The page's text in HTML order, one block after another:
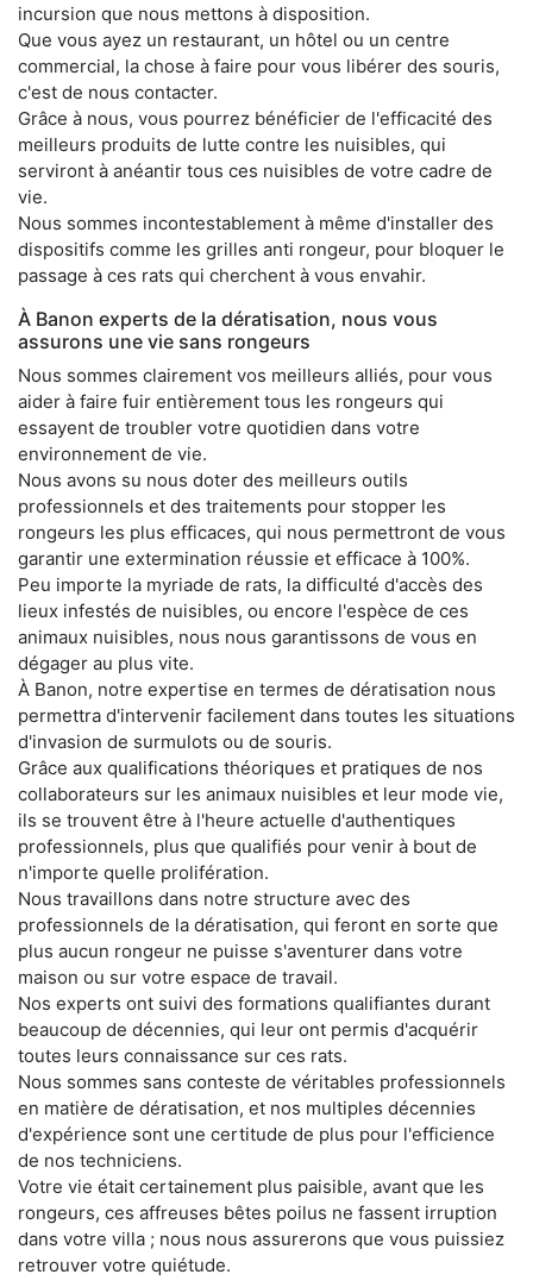
incursion que nous mettons à disposition.
Que vous ayez un restaurant, un hôtel ou un centre
commercial, la chose à faire pour vous libérer des souris,
c'est de nous contacter.
Grâce à nous, vous pourrez bénéficier de l'efficacité des
meilleurs produits de lutte contre les nuisibles, qui
serviront à anéantir tous ces nuisibles de votre cadre de
vie.
Nous sommes incontestablement à même d'installer des
dispositifs comme les grilles anti rongeur, pour bloquer le
passage à ces rats qui cherchent à vous envahir.
À Banon experts de la dératisation, nous vous
assurons une vie sans rongeurs
Nous sommes clairement vos meilleurs alliés, pour vous
aider à faire fuir entièrement tous les rongeurs qui
essayent de troubler votre quotidien dans votre
environnement de vie.
Nous avons su nous doter des meilleurs outils
professionnels et des traitements pour stopper les
rongeurs les plus efficaces, qui nous permettront de vous
garantir une extermination réussie et efficace à 100%.
Peu importe la myriade de rats, la difficulté d'accès des
lieux infestés de nuisibles, ou encore l'espèce de ces
animaux nuisibles, nous nous garantissons de vous en
dégager au plus vite.
À Banon, notre expertise en termes de dératisation nous
permettra d'intervenir facilement dans toutes les situations
d'invasion de surmulots ou de souris.
Grâce aux qualifications théoriques et pratiques de nos
collaborateurs sur les animaux nuisibles et leur mode vie,
ils se trouvent être à l'heure actuelle d'authentiques
professionnels, plus que qualifiés pour venir à bout de
n'importe quelle prolifération.
Nous travaillons dans notre structure avec des
professionnels de la dératisation, qui feront en sorte que
plus aucun rongeur ne puisse s'aventurer dans votre
maison ou sur votre espace de travail.
Nos experts ont suivi des formations qualifiantes durant
beaucoup de décennies, qui leur ont permis d'acquérir
toutes leurs connaissance sur ces rats.
Nous sommes sans conteste de véritables professionnels
en matière de dératisation, et nos multiples décennies
d'expérience sont une certitude de plus pour l'efficience
de nos techniciens.
Votre vie était certainement plus paisible, avant que les
rongeurs, ces affreuses bêtes poilus ne fassent irruption
dans votre villa ; nous nous assurerons que vous puissiez
retrouver votre quiétude.